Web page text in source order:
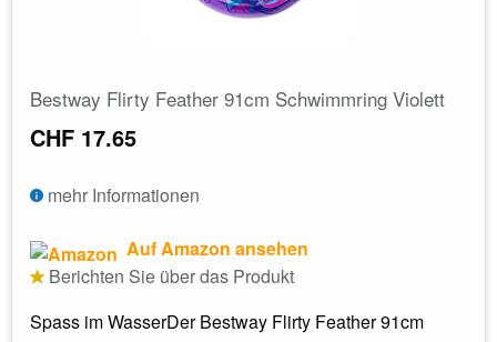
Bestway Flirty Feather 91cm Schwimmring Violett
CHF 17.65
mehr Informationen
Auf Amazon ansehen
Berichten Sie über das Produkt
Spass im WasserDer Bestway Flirty Feather 91cm